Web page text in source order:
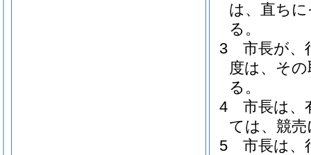
は、直ち
る。
3
市長が、
度は、そ
る。
4
市長は、
ては、競
5
市長は、